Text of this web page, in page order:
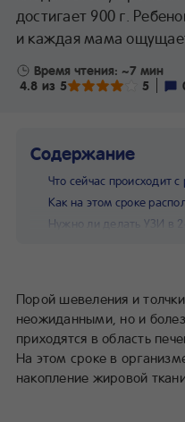
достигает 900 г.
и каждая мама
Время чтения: ~7 мин
4.8 из 5
5
Содержание
Что сейчас происходит
Как на этом сроке
Нужно ли делать УЗИ в
Как меняется вес и
раздражительной?
А что делать, если в 26
недомогание?
Порой шевеления и
неожиданными, но и
приходятся в область
На этом сроке в
накопление жировой